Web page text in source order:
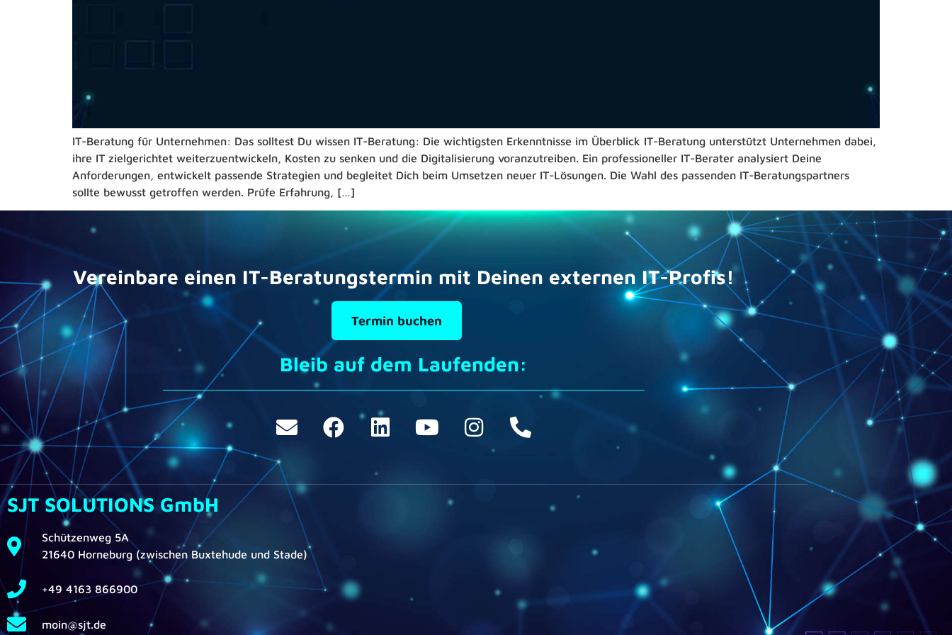
IT-Beratung für Unternehmen: Das solltest Du wissen IT-Beratung: Die wichtigsten Erkenntnisse im Überblick IT-Beratung unterstützt Unternehmen dabei,
ihre IT zielgerichtet weiterzuentwickeln, Kosten zu senken und die Digitalisierung voranzutreiben. Ein professioneller IT-Berater analysiert Deine
Anforderungen, entwickelt passende Strategien und begleitet Dich beim Umsetzen neuer IT-Lösungen. Die Wahl des passenden IT-Beratungspartners
sollte bewusst getroffen werden. Prüfe Erfahrung, […]
Vereinbare einen IT-Beratungstermin mit Deinen externen IT-Profis!
Termin buchen
Bleib auf dem Laufenden:
SJT SOLUTIONS GmbH
Schützenweg 5A
21640 Horneburg (zwischen Buxtehude und Stade)
+49 4163 866900
moin@sjt.de